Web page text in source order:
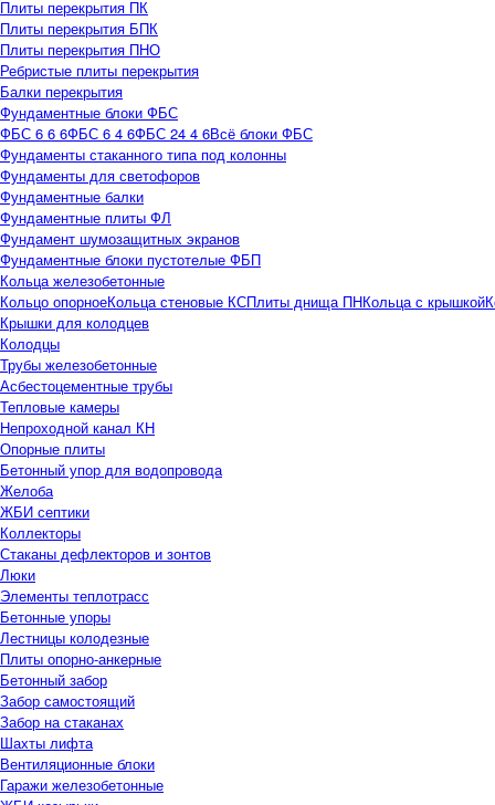
Плиты перекрытия ПК
Плиты перекрытия БПК
Плиты перекрытия ПНО
Ребристые плиты перекрытия
Балки перекрытия
Фундаментные блоки ФБС
ФБС 6 6 6ФБС 6 4 6ФБС 24 4 6Всё блоки ФБС
Фундаменты стаканного типа под колонны
Фундаменты для светофоров
Фундаментные балки
Фундаментные плиты ФЛ
Фундамент шумозащитных экранов
Фундаментные блоки пустотелые ФБП
Кольца железобетонные
Кольцо опорноеКольца стеновые КСПлиты днища ПНКольца с крышкой
Крышки для колодцев
Колодцы
Трубы железобетонные
Асбестоцементные трубы
Тепловые камеры
Непроходной канал КН
Опорные плиты
Бетонный упор для водопровода
Желоба
ЖБИ септики
Коллекторы
Стаканы дефлекторов и зонтов
Люки
Элементы теплотрасс
Бетонные упоры
Лестницы колодезные
Плиты опорно-анкерные
Бетонный забор
Забор самостоящий
Забор на стаканах
Шахты лифта
Вентиляционные блоки
Гаражи железобетонные